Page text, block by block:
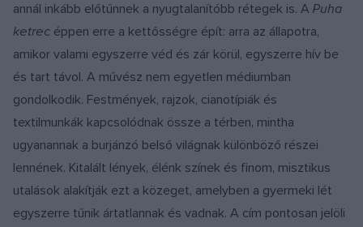
annál inkább előtűnnek a nyugtalanítóbb rétegek is. A Puha
ketrec éppen erre a kettősségre épít: arra az állapotra,
amikor valami egyszerre véd és zár körül, egyszerre hív be
és tart távol. A művész nem egyetlen médiumban
gondolkodik. Festmények, rajzok, cianotípiák és
textilmunkák kapcsolódnak össze a térben, mintha
ugyanannak a burjánzó belső világnak különböző részei
lennének. Kitalált lények, élénk színek és finom, misztikus
utalások alakítják ezt a közeget, amelyben a gyermeki lét
egyszerre tűnik ártatlannak és vadnak. A cím pontosan jelöli